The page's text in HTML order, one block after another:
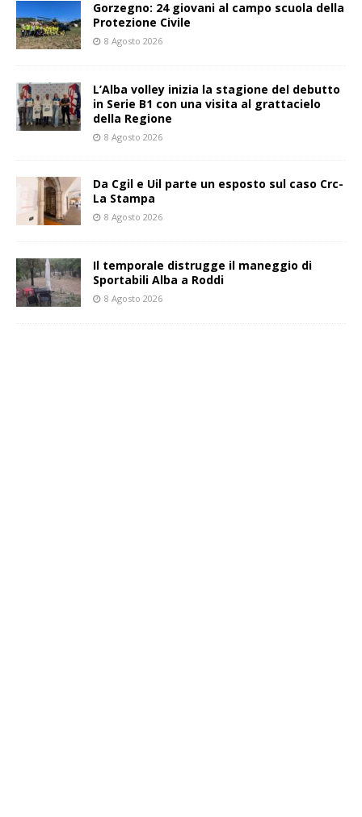
Gorzegno: 24 giovani al campo scuola della
Protezione Civile
8 Agosto 2026
L’Alba volley inizia la stagione del debutto
in Serie B1 con una visita al grattacielo
della Regione
8 Agosto 2026
Da Cgil e Uil parte un esposto sul caso Crc-
La Stampa
8 Agosto 2026
Il temporale distrugge il maneggio di
Sportabili Alba a Roddi
8 Agosto 2026